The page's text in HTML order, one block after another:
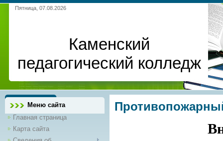
Пятница, 07.08.2026
Каменский
педагогический колледж
Меню сайта
Главная страница
Карта сайта